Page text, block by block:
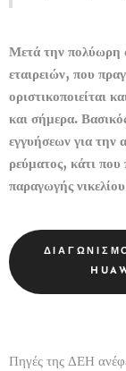
Μετά την πολύωρη
εταιρειών, που
οριστικοποιείται
και σήμερα.
εγγυήσεων για την
ρεύματος, κάτι
παραγωγής
Πηγές της ΔΕΗ